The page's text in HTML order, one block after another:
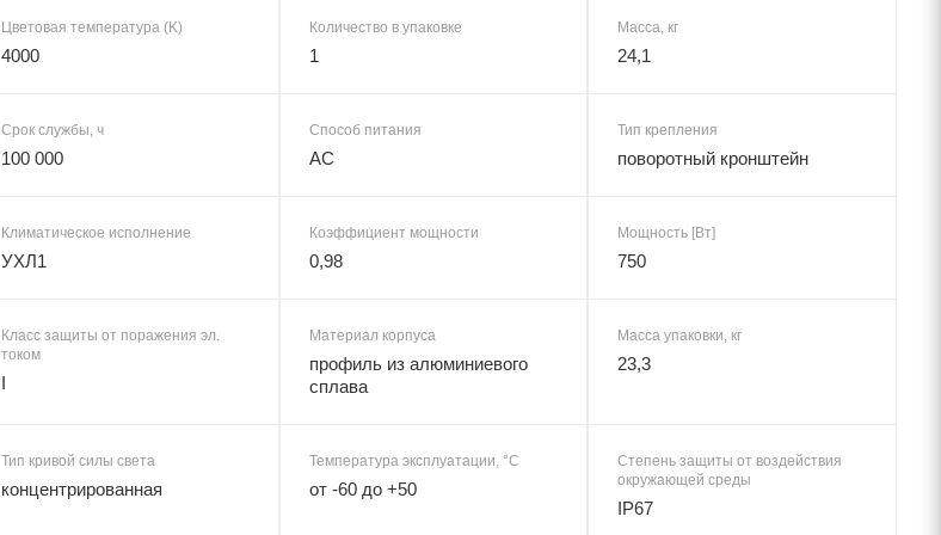
Цветовая температура (K)
4000
Количество в упаковке
1
Масса, кг
24,1
Срок службы, ч
100 000
Способ питания
AC
Тип крепления
поворотный кронштейн
Климатическое исполнение
УХЛ1
Коэффициент мощности
0,98
Мощность [Вт]
750
Класс защиты от поражения эл.
током
I
Материал корпуса
профиль из алюминиевого
сплава
Масса упаковки, кг
23,3
Тип кривой силы света
концентрированная
Температура эксплуатации, °C
от -60 до +50
Степень защиты от воздействия
окружающей среды
IP67